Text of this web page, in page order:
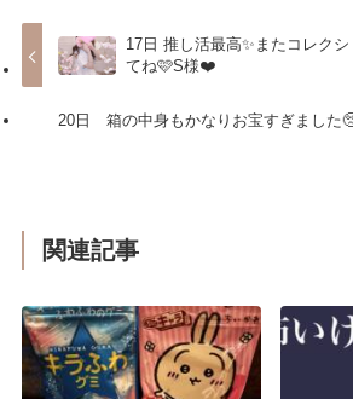
17日 推し活最高✨またコレク
てね🩷S様❤️
20日 箱の中身もかなりお宝すぎました
関連記事